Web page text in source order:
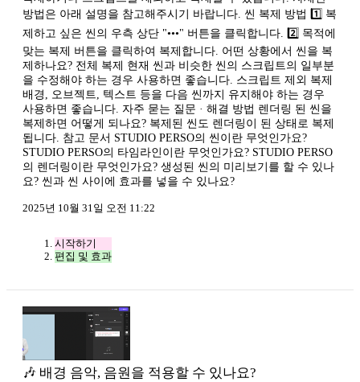
방법은 아래 설명을 참고해주시기 바랍니다. 씬 복제 방법 1️⃣ 복
제하고 싶은 씬의 우측 상단 "•••" 버튼을 클릭합니다. 2️⃣ 목적에
맞는 복제 버튼을 클릭하여 복제합니다. 어떤 상황에서 씬을 복
제하나요? 전체 복제 현재 씬과 비슷한 씬의 스크립트의 일부분
을 수정해야 하는 경우 사용하면 좋습니다. 스크립트 제외 복제
배경, 오브젝트, 텍스트 등을 다음 씬까지 유지해야 하는 경우
사용하면 좋습니다. 자주 묻는 질문 · 해결 방법 렌더링 된 씬을
복제하면 어떻게 되나요? 복제된 씬도 렌더링이 된 상태로 복제
됩니다. 참고 문서 STUDIO PERSO의 씬이란 무엇인가요?
STUDIO PERSO의 타임라인이란 무엇인가요? STUDIO PERSO
의 렌더링이란 무엇인가요? 생성된 씬의 미리보기를 할 수 있나
요? 씬과 씬 사이에 효과를 넣을 수 있나요?
2025년 10월 31일 오전 11:22
시작하기
편집 및 효과
🎶 배경 음악, 음원을 적용할 수 있나요?